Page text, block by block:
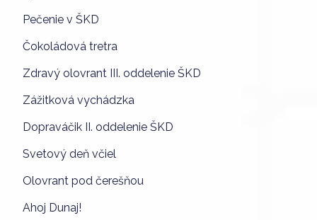
Pečenie v ŠKD
Čokoládová tretra
Zdravý olovrant III. oddelenie ŠKD
Zážitková vychádzka
Dopraváčik II. oddelenie ŠKD
Svetový deň včiel
Olovrant pod čerešňou
Ahoj Dunaj!